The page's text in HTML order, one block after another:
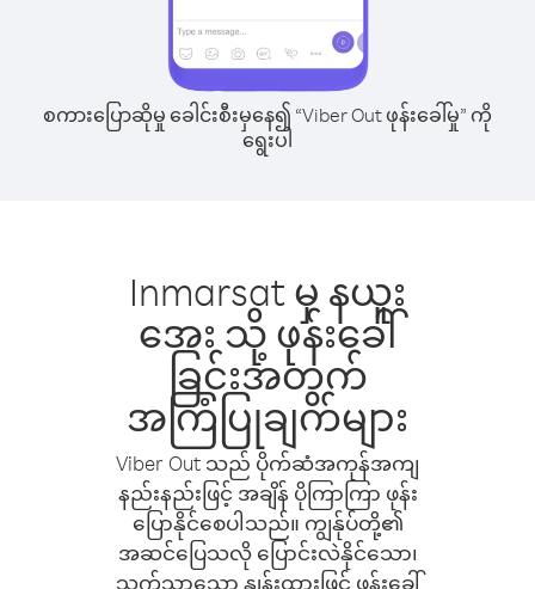
စကားပြောဆိုမှု ခေါင်းစီးမှနေ၍ “Viber Out ဖုန်းခေါ်မှု” ကို
ရွေးပါ
Inmarsat မှ နယူး
အေး သို့ ဖုန်းခေါ်
ခြင်းအတွက်
အကြံပြုချက်များ
Viber Out သည် ပိုက်ဆံအကုန်အကျ
နည်းနည်းဖြင့် အချိန် ပိုကြာကြာ ဖုန်း
ပြောနိုင်စေပါသည်။ ကျွန်ုပ်တို့၏
အဆင်ပြေသလို ပြောင်းလဲနိုင်သော၊
သက်သာသော နှုန်းထားဖြင့် ဖုန်းခေါ်